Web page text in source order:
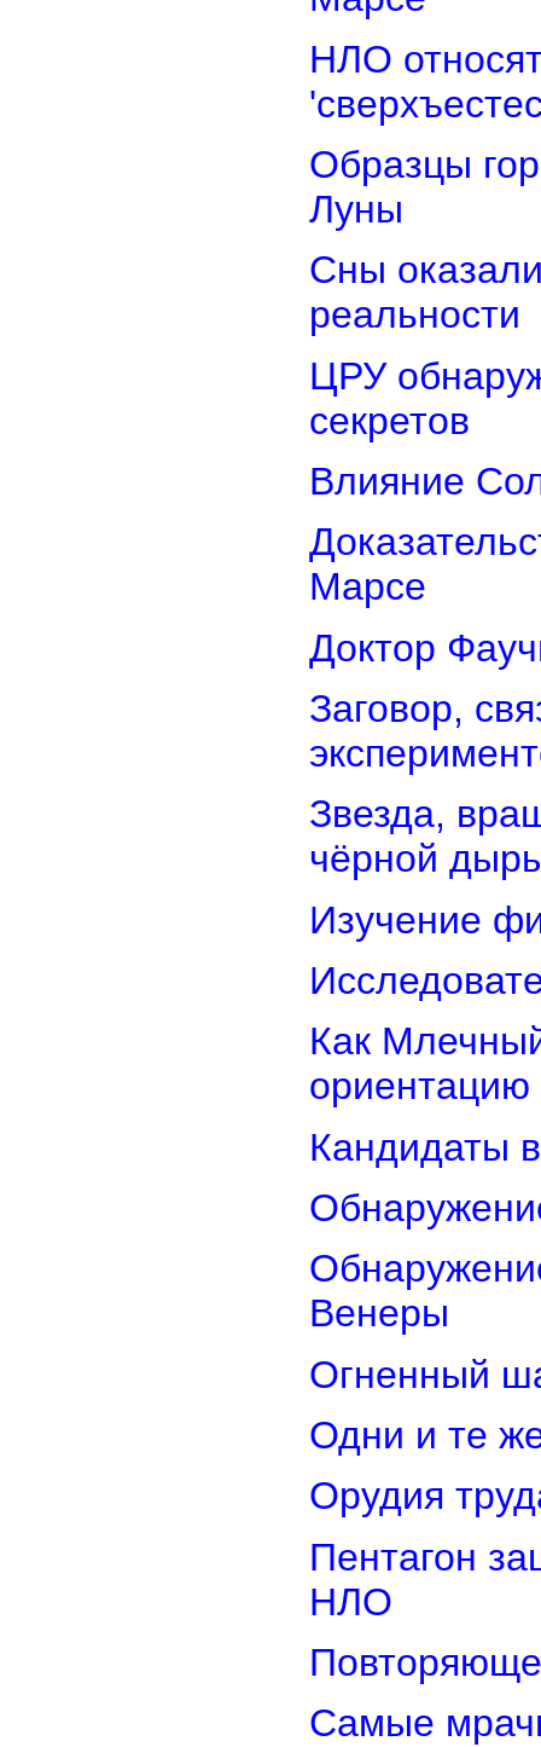
НЛО
Образцы
Луны
Сны
реальности
ЦРУ
секретов
Влияние
Марсе
Доктор
Заговор,
Звезда,
чёрной
Изучение
Как
ориентацию
Кандидаты
Венеры
Огненный
Одни и те
Орудия
Пентагон
НЛО
Самые